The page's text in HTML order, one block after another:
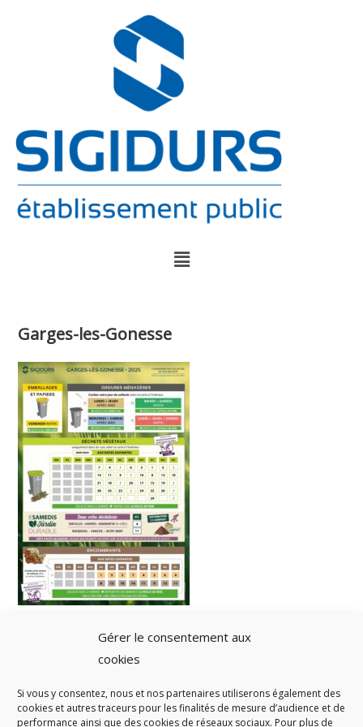
Gérer le consentement aux
cookies
Si vous y consentez, nous et nos partenaires utiliserons également des
cookies et autres traceurs pour les finalités de mesure d’audience et de
performance ainsi que des cookies de réseaux sociaux. Pour plus de
Garges-les-Gonesse
A SAVOIR